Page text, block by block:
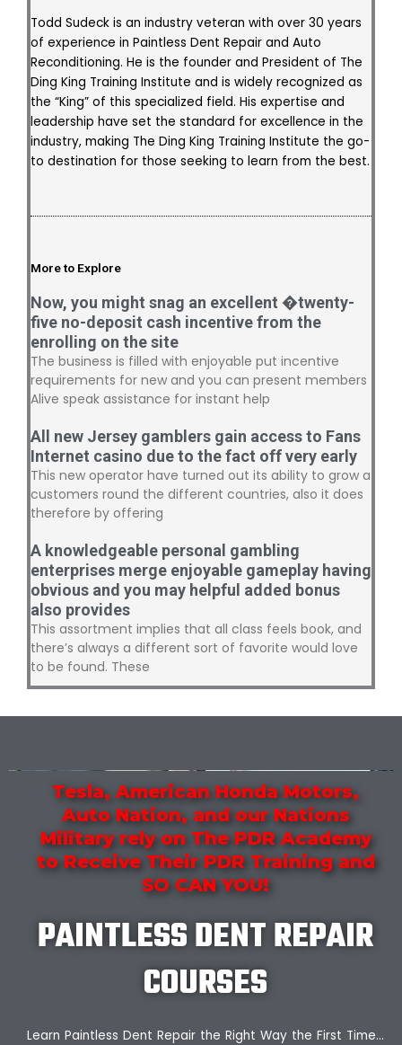
Todd Sudeck is an industry veteran with over 30 years
of experience in Paintless Dent Repair and Auto
Reconditioning. He is the founder and President of The
Ding King Training Institute and is widely recognized as
the “King” of this specialized field. His expertise and
leadership have set the standard for excellence in the
industry, making The Ding King Training Institute the go-
to destination for those seeking to learn from the best.
More to Explore
Now, you might snag an excellent �twenty-
five no-deposit cash incentive from the
enrolling on the site
The business is filled with enjoyable put incentive
requirements for new and you can present members
Alive speak assistance for instant help
All new Jersey gamblers gain access to Fans
Internet casino due to the fact off very early
This new operator have turned out its ability to grow a
customers round the different countries, also it does
therefore by offering
A knowledgeable personal gambling
enterprises merge enjoyable gameplay having
obvious and you may helpful added bonus
also provides
This assortment implies that all class feels book, and
there’s always a different sort of favorite would love
to be found. These
Tesla, American Honda Motors,
Auto Nation, and our Nations
Military rely on The PDR Academy
to Receive Their PDR Training and
SO CAN YOU!
PAINTLESS DENT REPAIR
COURSES
Learn Paintless Dent Repair the Right Way the First Time…